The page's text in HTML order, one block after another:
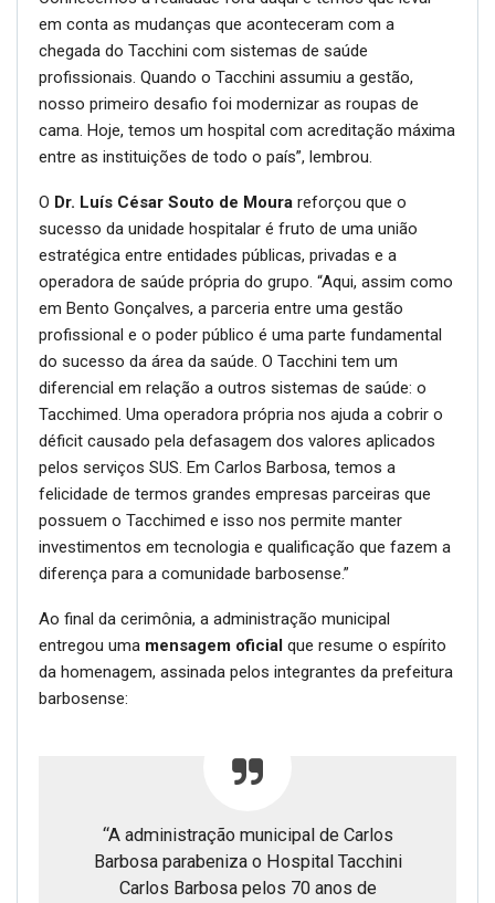
em conta as mudanças que aconteceram com a
chegada do Tacchini com sistemas de saúde
profissionais. Quando o Tacchini assumiu a gestão,
nosso primeiro desafio foi modernizar as roupas de
cama. Hoje, temos um hospital com acreditação máxima
entre as instituições de todo o país”, lembrou.
O Dr. Luís César Souto de Moura reforçou que o
sucesso da unidade hospitalar é fruto de uma união
estratégica entre entidades públicas, privadas e a
operadora de saúde própria do grupo. “Aqui, assim como
em Bento Gonçalves, a parceria entre uma gestão
profissional e o poder público é uma parte fundamental
do sucesso da área da saúde. O Tacchini tem um
diferencial em relação a outros sistemas de saúde: o
Tacchimed. Uma operadora própria nos ajuda a cobrir o
déficit causado pela defasagem dos valores aplicados
pelos serviços SUS. Em Carlos Barbosa, temos a
felicidade de termos grandes empresas parceiras que
possuem o Tacchimed e isso nos permite manter
investimentos em tecnologia e qualificação que fazem a
diferença para a comunidade barbosense.”
Ao final da cerimônia, a administração municipal
entregou uma mensagem oficial que resume o espírito
da homenagem, assinada pelos integrantes da prefeitura
barbosense:
“A administração municipal de Carlos
Barbosa parabeniza o Hospital Tacchini
Carlos Barbosa pelos 70 anos de